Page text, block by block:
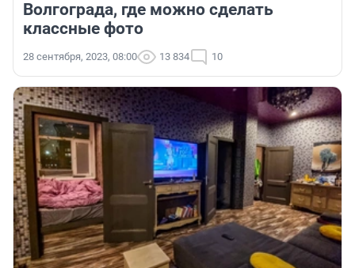
Волгограда, где можно сделать
классные фото
28 сентября, 2023, 08:00 13 834 10